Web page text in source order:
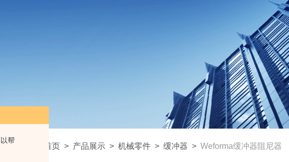
帮
我的位置： 首页 > 产品展示 > 机械零件 > 缓冲器 > Weforma缓冲器阻尼器